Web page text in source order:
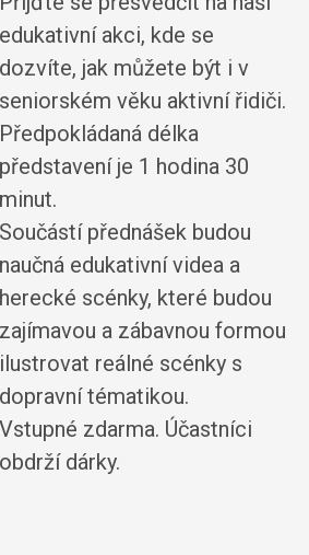
edukativní akci, kde se
dozvíte, jak můžete být i v
seniorském věku aktivní řidiči.
Předpokládaná délka
představení je 1 hodina 30
minut.
Součástí přednášek budou
naučná edukativní videa a
herecké scénky, které budou
zajímavou a zábavnou formou
ilustrovat reálné scénky s
dopravní tématikou.
Vstupné zdarma. Účastníci
obdrží dárky.